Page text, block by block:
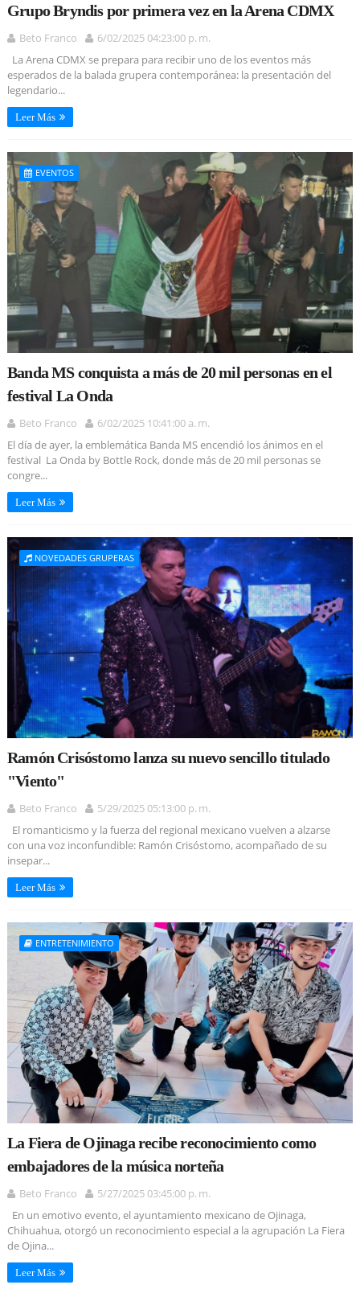
Grupo Bryndis por primera vez en la Arena CDMX
Beto Franco
6/02/2025 04:23:00 p. m.
La Arena CDMX se prepara para recibir uno de los eventos más
esperados de la balada grupera contemporánea: la presentación del
legendario...
Leer Más
EVENTOS
Banda MS conquista a más de 20 mil personas en el
festival La Onda
Beto Franco
6/02/2025 10:41:00 a. m.
El día de ayer, la emblemática Banda MS encendió los ánimos en el
festival La Onda by Bottle Rock, donde más de 20 mil personas se
congre...
Leer Más
NOVEDADES GRUPERAS
Ramón Crisóstomo lanza su nuevo sencillo titulado
"Viento"
Beto Franco
5/29/2025 05:13:00 p. m.
El romanticismo y la fuerza del regional mexicano vuelven a alzarse
con una voz inconfundible: Ramón Crisóstomo, acompañado de su
insepar...
Leer Más
ENTRETENIMIENTO
La Fiera de Ojinaga recibe reconocimiento como
embajadores de la música norteña
Beto Franco
5/27/2025 03:45:00 p. m.
En un emotivo evento, el ayuntamiento mexicano de Ojinaga,
Chihuahua, otorgó un reconocimiento especial a la agrupación La Fiera
de Ojina...
Leer Más